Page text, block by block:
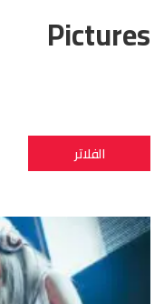
Pictures
الفلاتر